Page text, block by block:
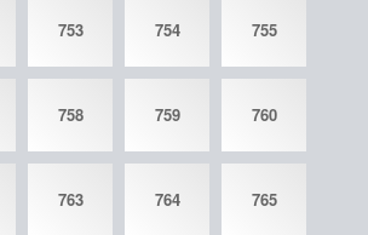
753 754 755
758 759 760
763 764 765